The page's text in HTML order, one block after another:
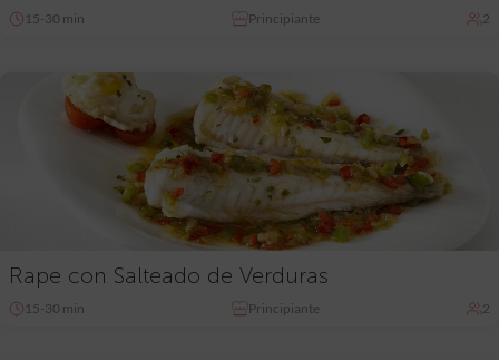
15-30 min Principiante 2
Rape con Salteado de Verduras
15-30 min Principiante 2